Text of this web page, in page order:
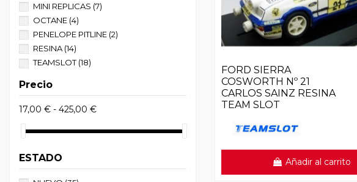
FORD SIERRA
COSWORTH Nº 21
CARLOS SAINZ RESINA
TEAM SLOT
Añadir al carrito
MINI REPLICAS (7)
OCTANE (4)
PENELOPE PITLINE (2)
RESINA (14)
TEAMSLOT(18)
TOP SLOT
Precio
17,00 € - 425,00 €
ESTADO